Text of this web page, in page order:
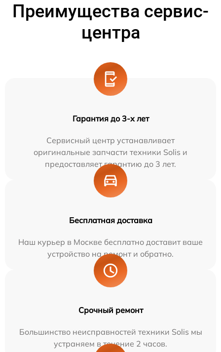
Преимущества сервис-
центра
Гарантия до 3-х лет
Сервисный центр устанавливает
оригинальные запчасти техники Solis и
предоставляет гарантию до 3 лет.
Бесплатная доставка
Наш курьер в Москве бесплатно доставит ваше
устройство на ремонт и обратно.
Срочный ремонт
Большинство неисправностей техники Solis мы
устраняем в течение 2 часов.